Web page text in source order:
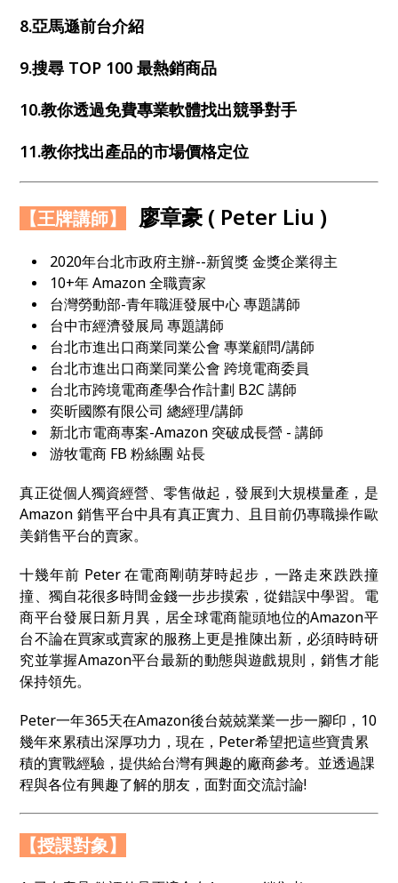
8.亞馬遜前台介紹
9.搜尋 TOP 100 最熱銷商品
10.教你透過免費專業軟體找出競爭對手
11.教你找出產品的市場價格定位
【王牌講師】 廖章豪 ( Peter Liu )
2020年台北市政府主辦--新貿獎 金獎企業得主
10+年 Amazon 全職賣家
台灣勞動部-青年職涯發展中心 專題講師
台中市經濟發展局 專題講師
台北市進出口商業同業公會 專業顧問/講師
台北市進出口商業同業公會 跨境電商委員
台北市跨境電商產學合作計劃 B2C 講師
奕昕國際有限公司 總經理/講師
新北市電商專案-Amazon 突破成長營 - 講師
游牧電商 FB 粉絲團 站長
真正從個人獨資經營、零售做起，發展到大規模量產，是
Amazon 銷售平台中具有真正實力、且目前仍專職操作歐
美銷售平台的賣家。
十幾年前 Peter 在電商剛萌芽時起步，一路走來跌跌撞
撞、獨自花很多時間金錢一步步摸索，從錯誤中學習。電
商平台發展日新月異，居全球電商龍頭地位的Amazon平
台不論在買家或賣家的服務上更是推陳出新，必須時時研
究並掌握Amazon平台最新的動態與遊戲規則，銷售才能
保持領先。
Peter一年365天在Amazon後台兢兢業業一步一腳印， 10
幾年來累積出深厚功力，現在， Peter希望把這些寶貴累
積的實戰經驗，提供給台灣有興趣的廠商參考。並透過課
程與各位有興趣了解的朋友，面對面交流討論!
【授課對象】